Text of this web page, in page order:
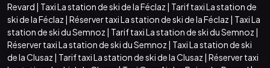
Revard | Taxi La station de ski de la Féclaz | Tarif taxi La station de
ski de la Féclaz | Réserver taxi La station de ski de la Féclaz | Taxi La
station de ski du Semnoz | Tarif taxi La station de ski du Semnoz |
Réserver taxi La station de ski du Semnoz | Taxi La station de ski
de la Clusaz | Tarif taxi La station de ski de la Clusaz | Réserver taxi